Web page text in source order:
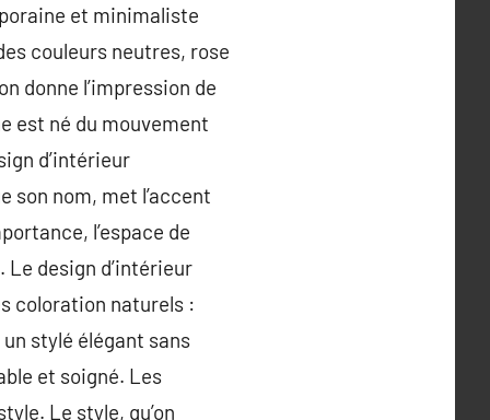
et minimaliste
couleurs neutres, rose
donne l’impression de
est né du mouvement
d’intérieur
son nom, met l’accent
l’espace de
design d’intérieur
coloration naturels :
stylé élégant sans
et soigné. Les
Le style, qu’on